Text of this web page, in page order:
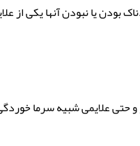
بودن یا نبودن آنها یکی از
حتی علایمی شبیه سرما